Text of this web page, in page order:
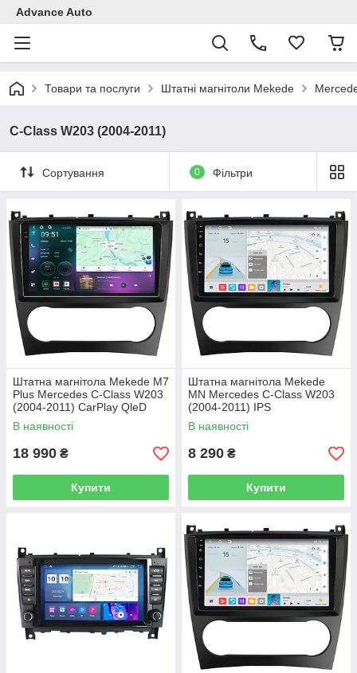
Advance Auto
Товари та послуги Штатні магнітоли Mekede
C-Class W203 (2004-2011)
Сортування 0 Фільтри
Штатна магнітола Mekede M7
Plus Mercedes C-Class W203
(2004-2011) CarPlay QleD
В наявності
18 990 ₴
Купити
Штатна магнітола Mekede
MN Mercedes C-Class W203
(2004-2011) IPS
В наявності
8 290 ₴
Купити